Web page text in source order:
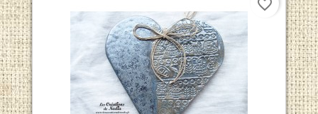
favorite_border